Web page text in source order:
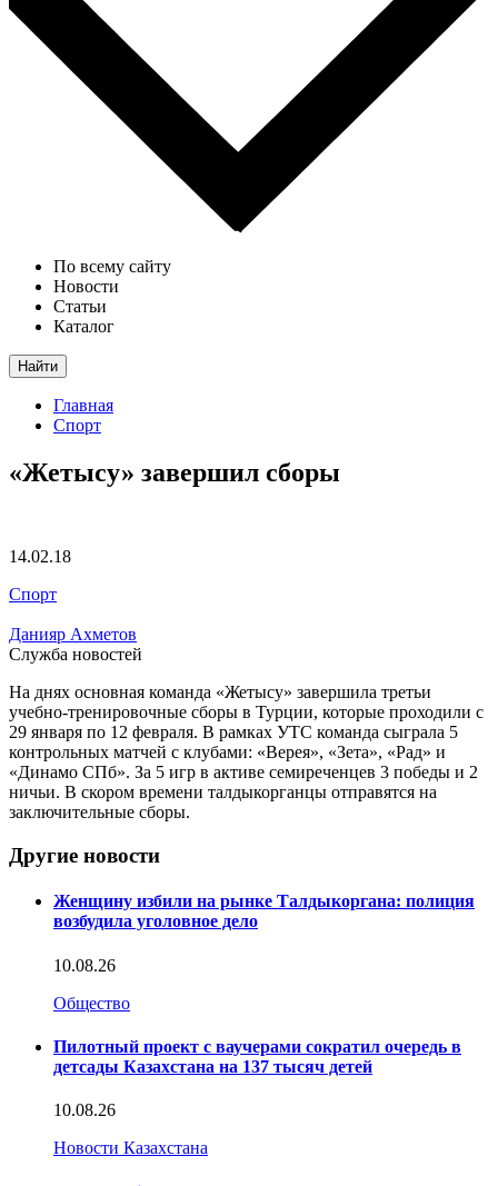
По всему сайту
Новости
Статьи
Каталог
Найти
Главная
Спорт
«Жетысу» завершил сборы
14.02.18
Спорт
Данияр Ахметов
Служба новостей
На днях основная команда «Жетысу» завершила третьи
учебно-тренировочные сборы в Турции, которые проходили с
29 января по 12 февраля. В рамках УТС команда сыграла 5
контрольных матчей с клубами: «Верея», «Зета», «Рад» и
«Динамо СПб». За 5 игр в активе семиреченцев 3 победы и 2
ничьи. В скором времени талдыкорганцы отправятся на
заключительные сборы.
Другие новости
Женщину избили на рынке Талдыкоргана: полиция
возбудила уголовное дело
10.08.26
Общество
Пилотный проект с ваучерами сократил очередь в
детсады Казахстана на 137 тысяч детей
10.08.26
Новости Казахстана